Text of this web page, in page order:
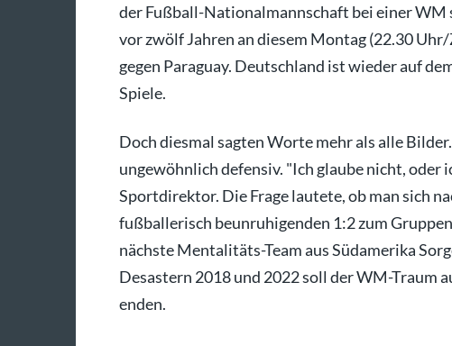
der Fußball-Nationalmannschaft bei einer WM
vor zwölf Jahren an diesem Montag (22.30
gegen Paraguay. Deutschland ist wieder auf
Spiele.
Doch diesmal sagten Worte mehr als alle
ungewöhnlich defensiv. "Ich glaube nicht, oder
Sportdirektor. Die Frage lautete, ob man sich
fußballerisch beunruhigenden 1:2 zum
nächste Mentalitäts-Team aus Südamerika
Desastern 2018 und 2022 soll der WM-Traum
enden.